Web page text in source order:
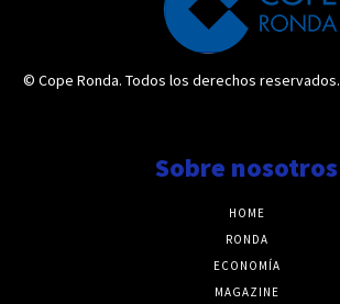
© Cope Ronda. Todos los derechos reservados.
Sobre nosotros
HOME
RONDA
ECONOMÍA
MAGAZINE